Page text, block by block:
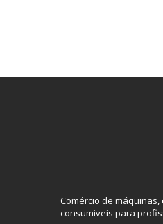
Comércio de
consumiveis para